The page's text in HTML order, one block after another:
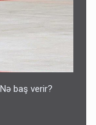
baş verir?